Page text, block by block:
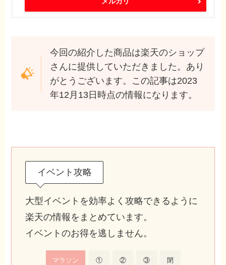
今回の紹介した商品は楽天のショップ
さんに提供していただきました。あり
がとうございます。この記事は2023
年12月13日時点の情報になります。
イベント攻略
大型イベントを効率よく攻略できるように
楽天の情報をまとめています。
イベントのお得を逃しません。
マラソン ① ② ③ 閉